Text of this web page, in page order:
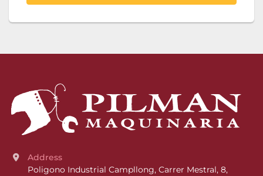
Address
Poligono Industrial Campllong, Carrer Mestral, 8,